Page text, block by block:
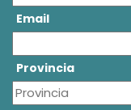
Email
Provincia